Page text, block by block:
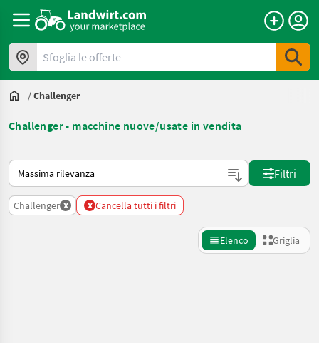
Sfoglia le offerte
/Challenger
Challenger - macchine nuove/usate in vendita
Ecco come viene ordinato su Landwirt.com
Filtri
Challenger x x Cancella tutti i filtri
Elenco Griglia